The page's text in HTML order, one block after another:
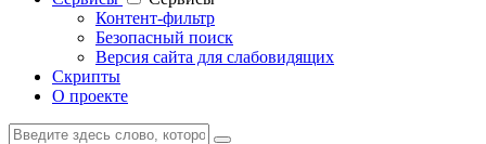
Контент-фильтр
Безопасный поиск
Версия сайта для слабовидящих
Скрипты
О проекте